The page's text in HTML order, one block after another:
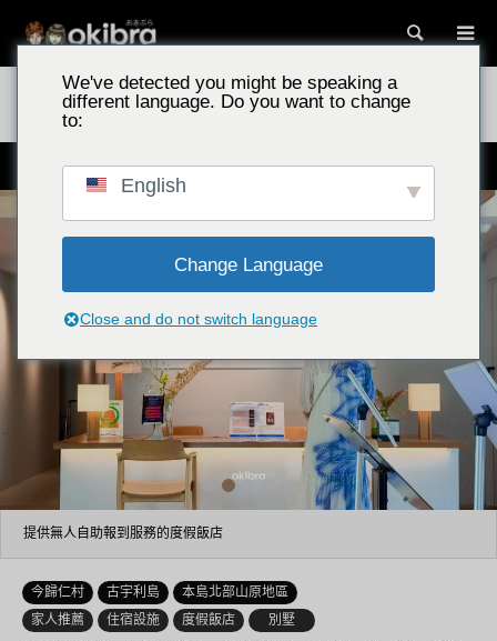
搜尋
沖繩景點
泳池別墅 古宇利島／沖繩縣今歸仁村 客房直通泳池與絕景
午餐令人感動的住宿
從客房可直接通往泳池、可欣賞古宇利大橋景色的別墅
提供無人自助報到服務的度假飯店
2
今歸仁村 古宇利島
本島北部山原地區
家人推薦
住宿設施 度假飯店 別墅
We've detected you might be speaking a
different language. Do you want to change
to:
English
Change Language
Close and do not switch language